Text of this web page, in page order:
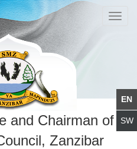
and Chairman of
Zanzibar